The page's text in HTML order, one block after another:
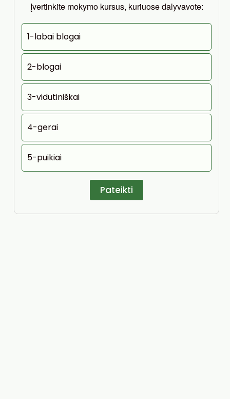
Įvertinkite mokymo kursus, kuriuose dalyvavote:
1-labai blogai
2-blogai
3-vidutiniškai
4-gerai
5-puikiai